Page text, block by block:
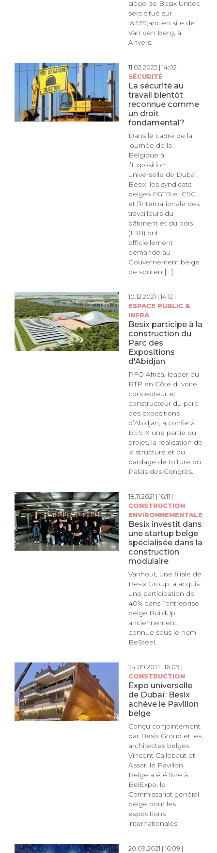
siège de Besix Unitec
sera situé sur
l&#39;ancien site de
Van den Berg, à
Anvers.
11.02.2022 | 14:02 |
SÉCURITÉ
La sécurité au
travail bientôt
reconnue comme
un droit
fondamental?
Dans le cadre de la
journée de la
Belgique à
l’Exposition
universelle de DubaÏ,
Besix, les syndicats
belges FGTB et CSC
et l’internationale des
travailleurs du
bâtiment et du bois
(IBB) ont
officiellement
demandé au
Gouvernement belge
de souten [...]
10.12.2021 | 14:12 |
ESPACE PUBLIC &
INFRA
Besix participe à la
construction du
Parc des
Expositions
d'Abidjan
PFO Africa, leader du
BTP en Côte d’Ivoire,
concepteur et
constructeur du parc
des expositions
d’Abidjan, a confié à
BESIX une partie du
projet, la réalisation de
la structure et du
bardage de toiture du
Palais des Congrès.
18.11.2021 | 16:11 |
CONSTRUCTION
ENVIRONNEMENTALE
Besix investit dans
une startup belge
spécialisée dans la
construction
modulaire
Vanhout, une filiale de
Besix Group, a acquis
une participation de
40% dans l’entreprise
belge BuildUp,
anciennement
connue sous le nom
BeSteel.
24.09.2021 | 16:09 |
CONSTRUCTION
Expo universelle
de Dubaï: Besix
achève le Pavillon
belge
Conçu conjointement
par Besix Group et les
architectes belges
Vincent Callebaut et
Assar, le Pavillon
Belge a été livre à
BelExpo, le
Commissariat général
belge pour les
expositions
internationales.
20.09.2021 | 16:09 |